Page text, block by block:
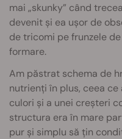
mai „skunky” când
devenit și ea ușor de
de tricomi pe frunzele
formare.
Am păstrat schema de
nutrienți în plus, ceea
culori și a unei creșteri
structura era în mare
pur și simplu să țin